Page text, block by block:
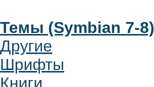
Темы (Symbian 7-8)
Другие
Шрифты
Книги